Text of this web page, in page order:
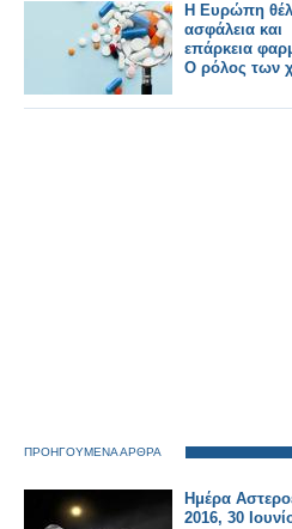
Η Ευρώπη
ασφάλεια και
επάρκεια
Ο ρόλος των
ΠΡΟΗΓΟΥΜΕΝΑ ΑΡΘΡΑ
Ημέρα
2016, 30